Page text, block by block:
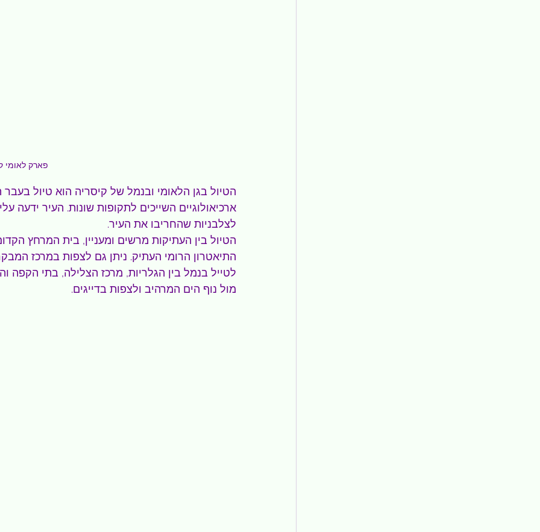
פארק לאומי
הטיול בגן הלאומי ובנמל של קיסריה הוא טיול
ארכיאולוגיים השייכים לתקופות שונות. העיר ידעה
לצלבניות שהחריבו את העיר.
הטיול בין העתיקות מרשים ומעניין, בית המרחץ
התיאטרון הרומי העתיק. ניתן גם לצפות במרכז
לטייל בנמל בין הגלריות, מרכז הצלילה, בתי הקפה
מול נוף הים המרהיב ולצפות בדייגים.